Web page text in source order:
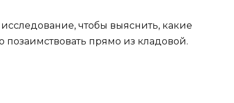
чтобы выяснить, какие
прямо из кладовой.